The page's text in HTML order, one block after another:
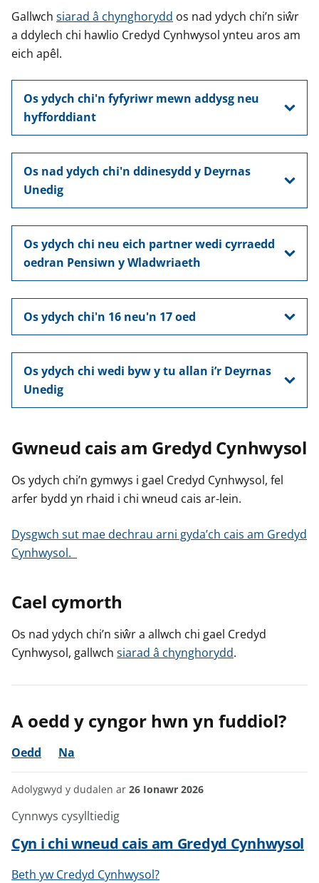
Gallwch siarad â chynghorydd os nad ydych chi’n siŵr
a ddylech chi hawlio Credyd Cynhwysol ynteu aros am
eich apêl.
Os ydych chi'n fyfyriwr mewn addysg neu
hyfforddiant
Os nad ydych chi'n ddinesydd y Deyrnas
Unedig
Os ydych chi neu eich partner wedi cyrraedd
oedran Pensiwn y Wladwriaeth
Os ydych chi'n 16 neu'n 17 oed
Os ydych chi wedi byw y tu allan i’r Deyrnas
Unedig
Gwneud cais am Gredyd Cynhwysol
Os ydych chi’n gymwys i gael Credyd Cynhwysol, fel
arfer bydd yn rhaid i chi wneud cais ar-lein.
Dysgwch sut mae dechrau arni gyda’ch cais am Gredyd
Cynhwysol.
Cael cymorth
Os nad ydych chi’n siŵr a allwch chi gael Credyd
Cynhwysol, gallwch siarad â chynghorydd.
A oedd y cyngor hwn yn fuddiol?
Oedd Na
Adolygwyd y dudalen ar 26 Ionawr 2026
Cynnwys cysylltiedig
Cyn i chi wneud cais am Gredyd Cynhwysol
Beth yw Credyd Cynhwysol?